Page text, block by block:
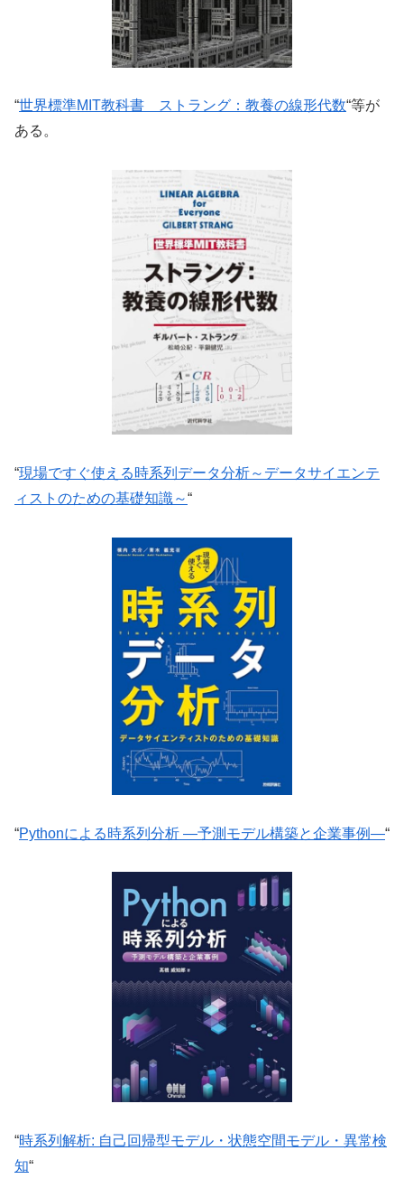
“世界標準MIT教科書 ストラング：教養の線形代数“等が
ある。
“現場ですぐ使える時系列データ分析～データサイエンテ
ィストのための基礎知識～“
“Pythonによる時系列分析 ―予測モデル構築と企業事例―“
“時系列解析: 自己回帰型モデル・状態空間モデル・異常検
知“